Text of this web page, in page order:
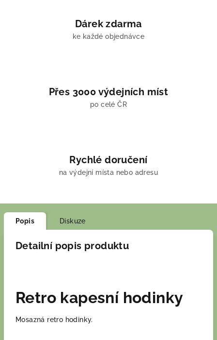
Dárek zdarma
ke každé objednávce
Přes 3000 výdejních míst
po celé ČR
Rychlé doručení
na výdejní místa nebo adresu
Popis Diskuze
Detailní popis produktu
Retro kapesní hodinky
Mosazná retro hodinky.